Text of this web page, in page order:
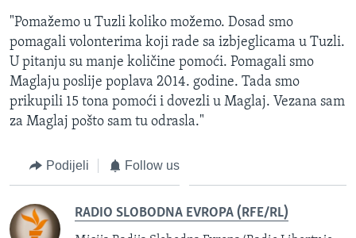
"Pomažemo u Tuzli koliko možemo. Dosad smo
pomagali volonterima koji rade sa izbjeglicama u Tuzli.
U pitanju su manje količine pomoći. Pomagali smo
Maglaju poslije poplava 2014. godine. Tada smo
prikupili 15 tona pomoći i dovezli u Maglaj. Vezana sam
za Maglaj pošto sam tu odrasla."
Podijeli Follow us
RADIO SLOBODNA EVROPA (RFE/RL)